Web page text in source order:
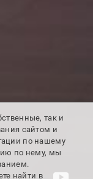
компании
компанией в
до ТК 750 руб.
назначения Вы
так и
сайтом и
по нашему
по нему, мы
найти в